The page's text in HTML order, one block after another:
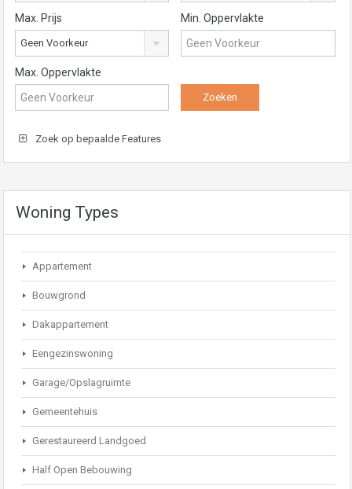
Max. Prijs
Geen Voorkeur
Min. Oppervlakte
Max. Oppervlakte
Zoek op bepaalde Features
Woning Types
Appartement
Bouwgrond
Dakappartement
Eengezinswoning
Garage/Opslagruimte
Gemeentehuis
Gerestaureerd Landgoed
Half Open Bebouwing